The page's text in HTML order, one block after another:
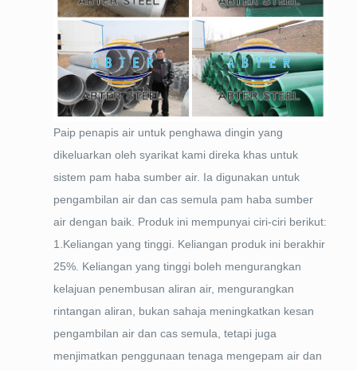
Paip penapis air untuk penghawa dingin yang
dikeluarkan oleh syarikat kami direka khas untuk
sistem pam haba sumber air. Ia digunakan untuk
pengambilan air dan cas semula pam haba sumber
air dengan baik. Produk ini mempunyai ciri-ciri berikut:
1.Keliangan yang tinggi. Keliangan produk ini berakhir
25%. Keliangan yang tinggi boleh mengurangkan
kelajuan penembusan aliran air, mengurangkan
rintangan aliran, bukan sahaja meningkatkan kesan
pengambilan air dan cas semula, tetapi juga
menjimatkan penggunaan tenaga mengepam air dan